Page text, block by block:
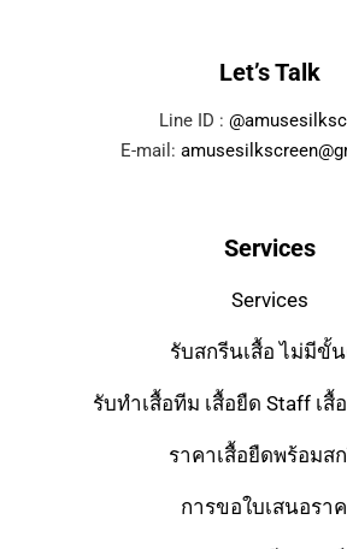
Let’s Talk
Line ID :
E-mail:
Services
Services
รับสกรีนเสื้อ ไม่มีขั้
รับทำเสื้อทีม เสื้อยืด Staff เ
ราคาเสื้อยืดพร้อมส
การขอใบเสนอรา